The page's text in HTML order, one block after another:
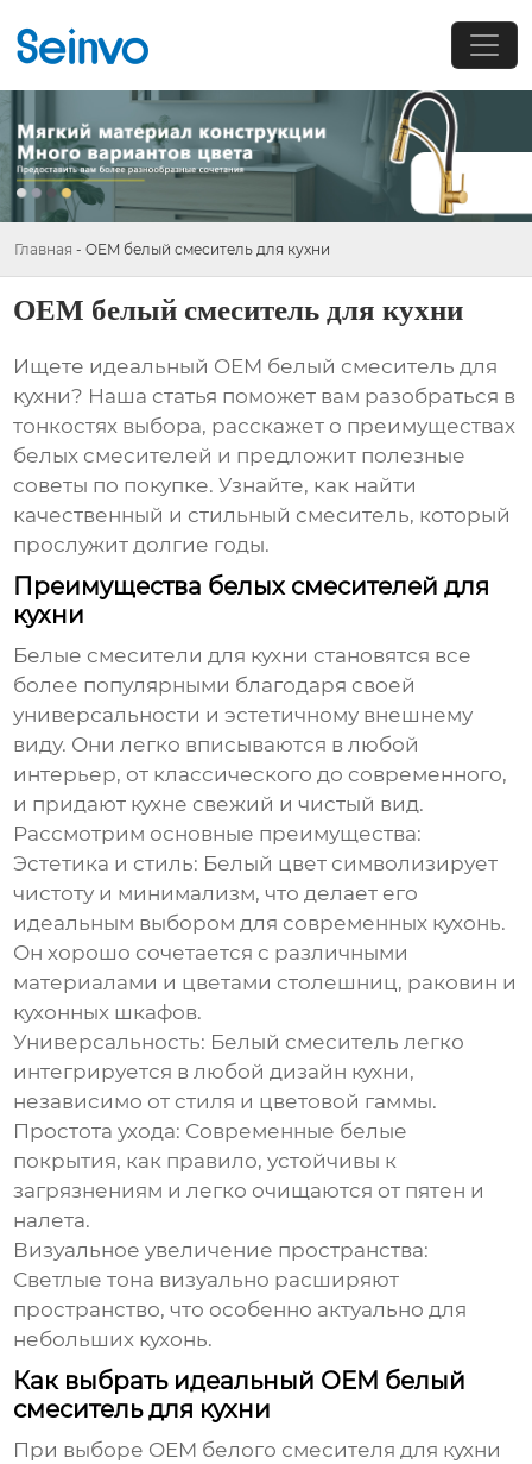
Главная - OEM белый смеситель для кухни
OEM белый смеситель для кухни
Ищете идеальный OEM белый смеситель для
кухни? Наша статья поможет вам разобраться в
тонкостях выбора, расскажет о преимуществах
белых смесителей и предложит полезные
советы по покупке. Узнайте, как найти
качественный и стильный смеситель, который
прослужит долгие годы.
Преимущества белых смесителей для
кухни
Белые смесители для кухни становятся все
более популярными благодаря своей
универсальности и эстетичному внешнему
виду. Они легко вписываются в любой
интерьер, от классического до современного,
и придают кухне свежий и чистый вид.
Рассмотрим основные преимущества:
Эстетика и стиль: Белый цвет символизирует
чистоту и минимализм, что делает его
идеальным выбором для современных кухонь.
Он хорошо сочетается с различными
материалами и цветами столешниц, раковин и
кухонных шкафов.
Универсальность: Белый смеситель легко
интегрируется в любой дизайн кухни,
независимо от стиля и цветовой гаммы.
Простота ухода: Современные белые
покрытия, как правило, устойчивы к
загрязнениям и легко очищаются от пятен и
налета.
Визуальное увеличение пространства:
Светлые тона визуально расширяют
пространство, что особенно актуально для
небольших кухонь.
Как выбрать идеальный OEM белый
смеситель для кухни
При выборе OEM белого смесителя для кухни